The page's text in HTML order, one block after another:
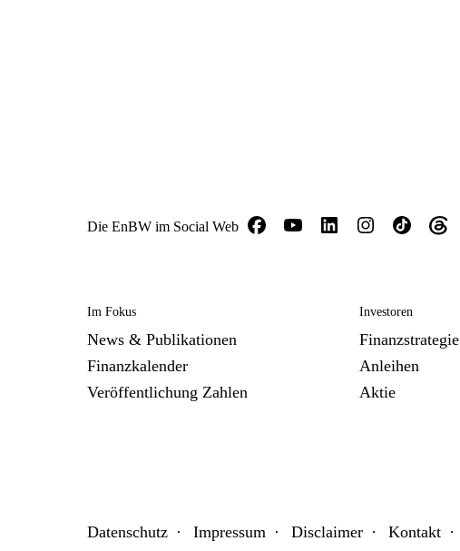
Die EnBW im Social Web
Im Fokus
News & Publikationen
Finanzkalender
Veröffentlichung Zahlen
Investoren
Finanzstrategie
Anleihen
Aktie
Datenschutz Impressum Disclaimer Kontakt